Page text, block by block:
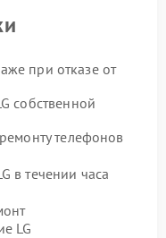
при отказе от
собственной
телефонов
в течении часа
LG